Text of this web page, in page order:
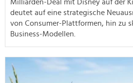
Milliarden-Deal mit Disney auf der
deutet auf eine strategische
von Consumer-Plattformen, hin zu
Business-Modellen.